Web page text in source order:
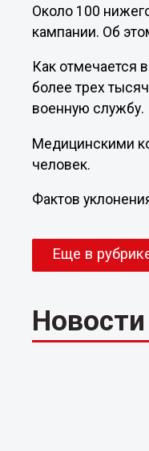
Около 100
кампании. Об
Как отмечается
более трех
военную службу.
Медицинскими
человек.
Фактов
Еще в